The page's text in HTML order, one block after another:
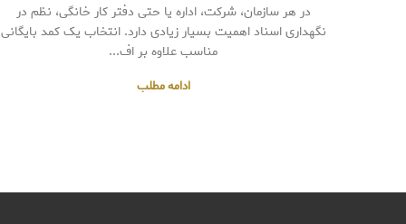
در هر سازمان، شرکت، اداره یا حتی دفتر کار خانگی، نظم در
نگهداری اسناد اهمیت بسیار زیادی دارد. انتخاب یک کمد بایگانی
مناسب علاوه بر اف...
ادامه مطلب